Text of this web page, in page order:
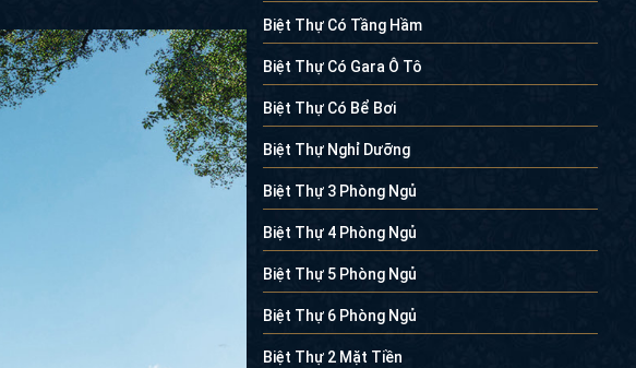
Biệt Thự Có Tầng Hầm
Biệt Thự Có Gara Ô Tô
Biệt Thự Có Bể Bơi
Biệt Thự Nghỉ Dưỡng
Biệt Thự 3 Phòng Ngủ
Biệt Thự 4 Phòng Ngủ
Biệt Thự 5 Phòng Ngủ
Biệt Thự 6 Phòng Ngủ
Biệt Thự 2 Mặt Tiền